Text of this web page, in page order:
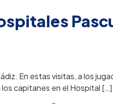
En estas visitas, a los
capitanes en el Hospital […]